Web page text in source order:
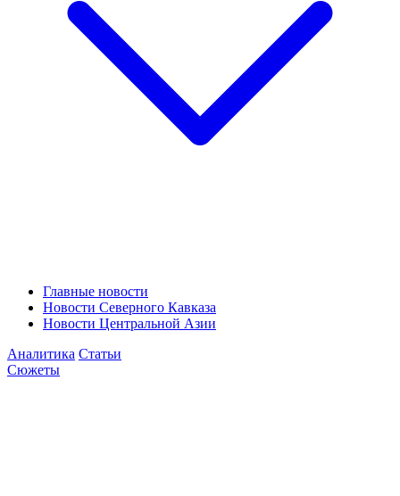
Главные новости
Новости Северного Кавказа
Новости Центральной Азии
Аналитика Статьи
Сюжеты